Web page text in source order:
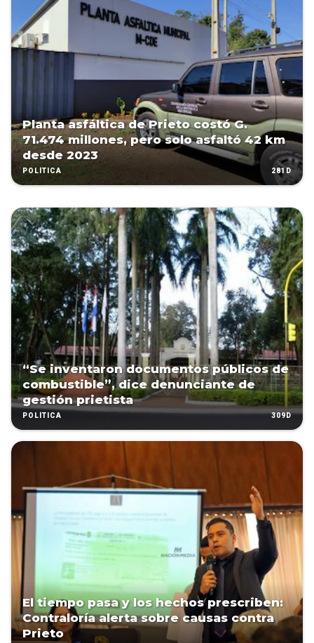
Planta asfáltica de Prieto costó G.
71.474 millones, pero solo asfaltó 42 km
desde 2023
POLÍTICA 281D
“Se inventaron documentos públicos de
combustible”, dice denunciante de
gestión prietista
POLÍTICA 309D
El tiempo pasa y los hechos prescriben:
Contraloría alerta sobre causas contra
Prieto